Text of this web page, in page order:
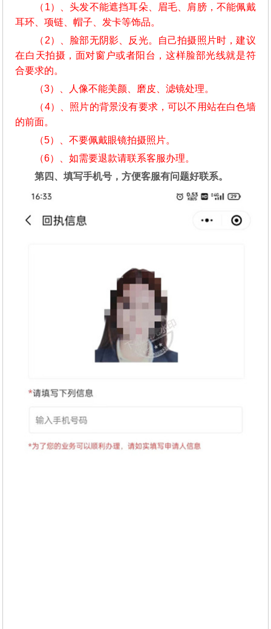
（1）、头发不能遮挡耳朵、眉毛、肩膀，不能佩戴
耳环、项链、帽子、发卡等饰品。
（2）、脸部无阴影、反光。自己拍摄照片时，建议
在白天拍摄，面对窗户或者阳台，这样脸部光线就是符
合要求的。
（3）、人像不能美颜、磨皮、滤镜处理。
（4）、照片的背景没有要求，可以不用站在白色墙
的前面。
（5）、不要佩戴眼镜拍摄照片。
（6）、如需要退款请联系客服办理。
第四、填写手机号，方便客服有问题好联系。